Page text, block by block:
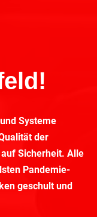
Systeme
der
Sicherheit. Alle
Pandemie-
geschult und